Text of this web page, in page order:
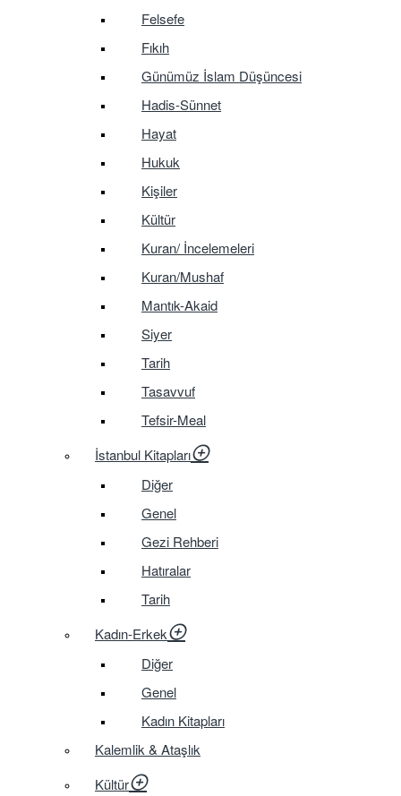
Felsefe
Fıkıh
Günümüz İslam Düşüncesi
Hadis-Sünnet
Hayat
Hukuk
Kişiler
Kültür
Kuran/ İncelemeleri
Kuran/Mushaf
Mantık-Akaid
Siyer
Tarih
Tasavvuf
Tefsir-Meal
İstanbul Kitapları
Diğer
Genel
Gezi Rehberi
Hatıralar
Tarih
Kadın-Erkek
Diğer
Genel
Kadın Kitapları
Kalemlik & Ataşlık
Kültür